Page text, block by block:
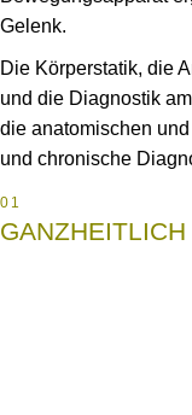
Gelenk.
Die Körperstatik, die
und die Diagnostik
die anatomischen
und chronische
01
GANZHEITLICH